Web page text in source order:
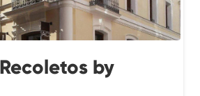
by